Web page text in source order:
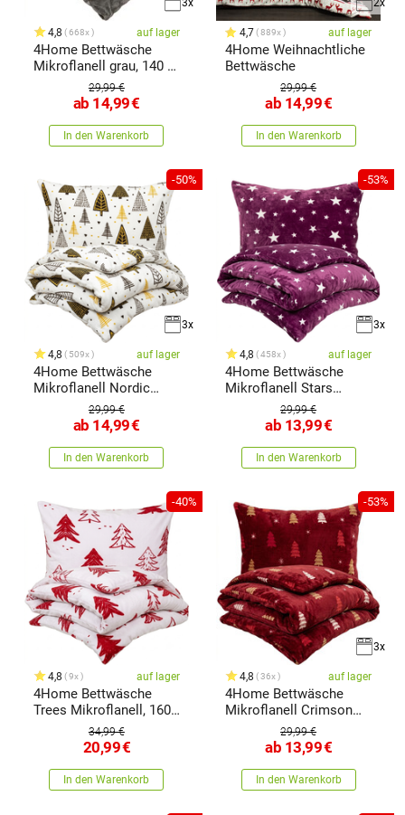
3x
4,8 668x auf lager
4Home Bettwäsche
Mikroflanell grau, 140 x
29,99 €
ab 14,99€
In den Warenkorb
2x
4,7 889x auf lager
4Home Weihnachtliche
Bettwäsche
29,99 €
ab 14,99€
In den Warenkorb
-50%
3x
4,8 509x auf lager
4Home Bettwäsche
Mikroflanell Nordic
29,99 €
ab 14,99€
In den Warenkorb
-53%
3x
4,8 458x auf lager
4Home Bettwäsche
Mikroflanell Stars
29,99 €
ab 13,99€
In den Warenkorb
-40%
4,8 9x auf lager
4Home Bettwäsche
Trees Mikroflanell, 160
x 200 cm, 70 x 80 cm
34,99 €
20,99€
In den Warenkorb
-53%
3x
4,8 36x auf lager
4Home Bettwäsche
Mikroflanell Crimson
29,99 €
ab 13,99€
In den Warenkorb